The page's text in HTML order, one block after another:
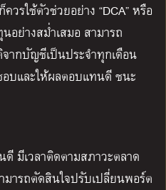
วรใช้ตัวช่วยอย่าง “DCA” หรือ
อย่างสม่ำเสมอ สามารถ
ากบัญชีเป็นประจำทุกเดือน
บและให้ผลตอบแทนดี ชนะ
ดี มีเวลาติดตามสภาวะตลาด
ารถตัดสินใจปรับเปลี่ยนพอร์ต